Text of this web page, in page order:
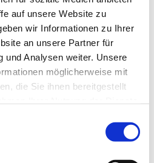
auf unsere Website zu
wir Informationen zu Ihrer
an unsere Partner für
und Analysen weiter. Unsere
möglicherweise mit
die Sie ihnen bereitgestellt
im medizinischen Alltag eine
deutschen Erwachsenen leiden an
und über 20 % an einer